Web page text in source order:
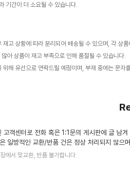
기간이 더 소요될 수 있습니다.
재고 상황에 따라 분리되어 배송될 수 있으며, 각 상
아 상품이 재고 부족으로 인해 품절될 수 있습니다.
위해 유선으로 연락드릴 예정이며, 부재 중에는 문자
고객센터로 전화 혹은 1:1문의 게시판에 글 남
일방적인 교환/반품 건은 정상 처리되지 않으
에서 맞교환, 반품 불가합니다.